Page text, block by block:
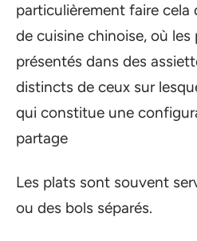
particulièrement faire cela
de cuisine chinoise, où
présentés dans des
distincts de ceux sur
qui constitue une
partage
Les plats sont souvent
ou des bols séparés.